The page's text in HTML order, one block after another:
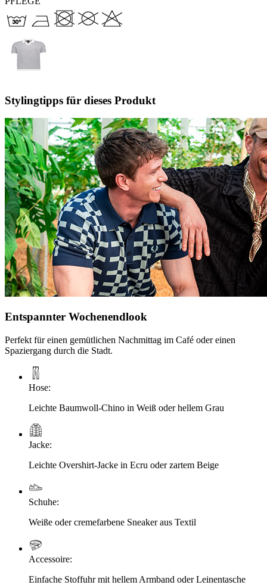
Stylingtipps für dieses Produkt
Entspannter Wochenendlook
Perfekt für einen gemütlichen Nachmittag im Café oder einen
Spaziergang durch die Stadt.
Hose:
Leichte Baumwoll-Chino in Weiß oder hellem Grau
Jacke:
Leichte Overshirt-Jacke in Ecru oder zartem Beige
Schuhe:
Weiße oder cremefarbene Sneaker aus Textil
Accessoire:
Einfache Stoffuhr mit hellem Armband oder Leinentasche